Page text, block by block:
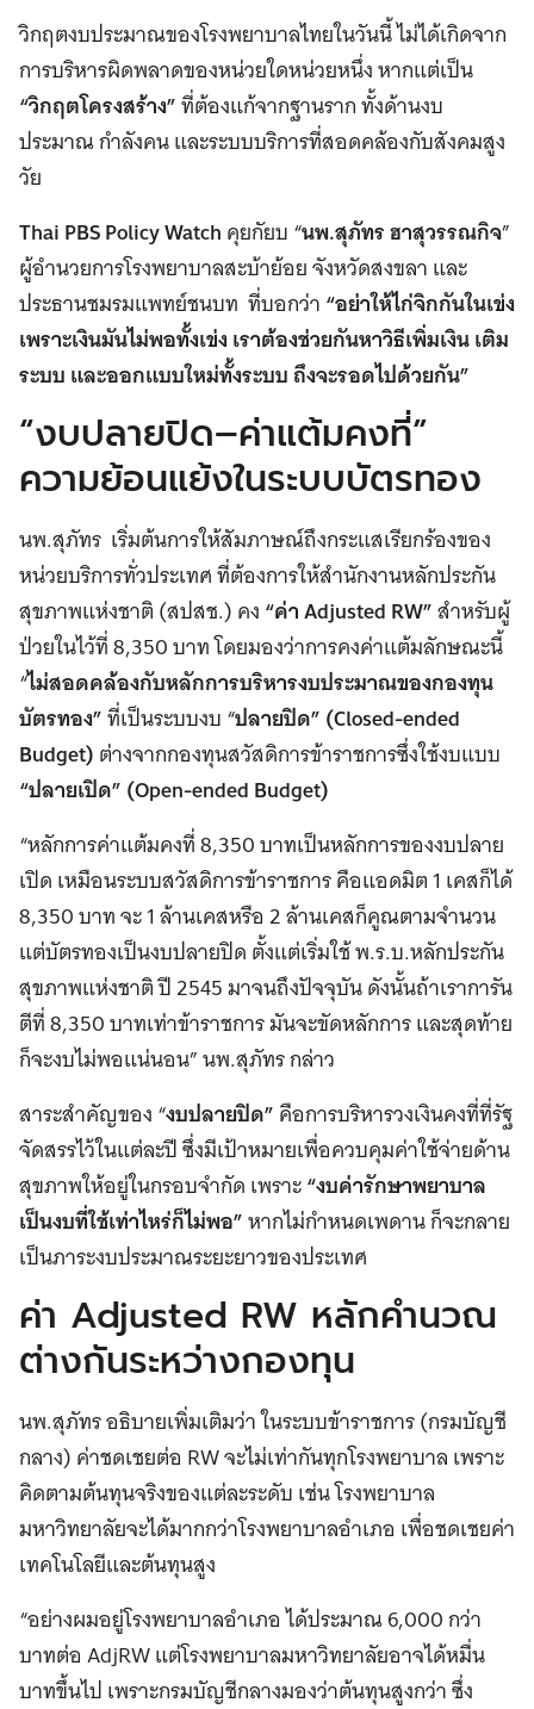
วิกฤตงบประมาณของโรงพยาบาลไทยในวันนี้ ไม่ได้เกิดจาก
การบริหารผิดพลาดของหน่วยใดหน่วยหนึ่ง หากแต่เป็น
“วิกฤตโครงสร้าง”ที่ต้องแก้จากฐานราก ทั้งด้านงบ
ประมาณ กำลังคน และระบบบริการที่สอดคล้องกับสังคมสูง
วัย
Thai PBS Policy Watchคุยกัยบ “นพ.สุภัทร ฮาสุวรรณกิจ”
ผู้อำนวยการโรงพยาบาลสะบ้าย้อย จังหวัดสงขลา และ
ประธานชมรมแพทย์ชนบท ที่บอกว่า“อย่าให้ไก่จิกกันในเข่ง
เพราะเงินมันไม่พอทั้งเข่ง เราต้องช่วยกันหาวิธีเพิ่มเงิน เติม
ระบบ และออกแบบใหม่ทั้งระบบ ถึงจะรอดไปด้วยกัน”
“งบปลายปิด–ค่าแต้มคงที่”
ความย้อนแย้งในระบบบัตรทอง
นพ.สุภัทร เริ่มต้นการให้สัมภาษณ์ถึงกระแสเรียกร้องของ
หน่วยบริการทั่วประเทศ ที่ต้องการให้สำนักงานหลักประกัน
สุขภาพแห่งชาติ (สปสช.) คง“ค่า Adjusted RW”สำหรับผู้
ป่วยในไว้ที่ 8,350 บาท โดยมองว่าการคงค่าแต้มลักษณะนี้
“ไม่สอดคล้องกับหลักการบริหารงบประมาณของกองทุน
บัตรทอง”ที่เป็นระบบงบ “ปลายปิด” (Closed-ended
Budget)ต่างจากกองทุนสวัสดิการข้าราชการซึ่งใช้งบแบบ
“ปลายเปิด” (Open-ended Budget)
“หลักการค่าแต้มคงที่ 8,350 บาทเป็นหลักการของงบปลาย
เปิด เหมือนระบบสวัสดิการข้าราชการ คือแอดมิต 1 เคสก็ได้
8,350 บาท จะ 1 ล้านเคสหรือ 2 ล้านเคสก็คูณตามจำนวน
แต่บัตรทองเป็นงบปลายปิด ตั้งแต่เริ่มใช้ พ.ร.บ.หลักประกัน
สุขภาพแห่งชาติ ปี 2545 มาจนถึงปัจจุบัน ดังนั้นถ้าเราการัน
ตีที่ 8,350 บาทเท่าข้าราชการ มันจะขัดหลักการ และสุดท้าย
ก็จะงบไม่พอแน่นอน” นพ.สุภัทร กล่าว
สาระสำคัญของ “งบปลายปิด”คือการบริหารวงเงินคงที่ที่รัฐ
จัดสรรไว้ในแต่ละปี ซึ่งมีเป้าหมายเพื่อควบคุมค่าใช้จ่ายด้าน
สุขภาพให้อยู่ในกรอบจำกัด เพราะ“งบค่ารักษาพยาบาล
เป็นงบที่ใช้เท่าไหร่ก็ไม่พอ”หากไม่กำหนดเพดาน ก็จะกลาย
เป็นภาระงบประมาณระยะยาวของประเทศ
ค่า Adjusted RW หลักคำนวณ
ต่างกันระหว่างกองทุน
นพ.สุภัทร อธิบายเพิ่มเติมว่า ในระบบข้าราชการ (กรมบัญชี
กลาง) ค่าชดเชยต่อ RW จะไม่เท่ากันทุกโรงพยาบาล เพราะ
คิดตามต้นทุนจริงของแต่ละระดับ เช่น โรงพยาบาล
มหาวิทยาลัยจะได้มากกว่าโรงพยาบาลอำเภอ เพื่อชดเชยค่า
เทคโนโลยีและต้นทุนสูง
“อย่างผมอยู่โรงพยาบาลอำเภอ ได้ประมาณ 6,000 กว่า
บาทต่อ AdjRW แต่โรงพยาบาลมหาวิทยาลัยอาจได้หมื่น
บาทขึ้นไป เพราะกรมบัญชีกลางมองว่าต้นทุนสูงกว่า ซึ่ง